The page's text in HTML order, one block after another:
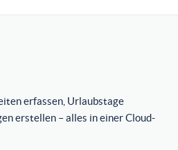
erfassen, Urlaubstage
erstellen – alles in einer Cloud-